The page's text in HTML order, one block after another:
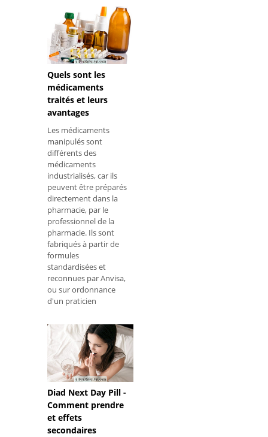
postopératoire,
d'ulcères cornéens
marginaux, de kératite
photoélectrique et
d'épisclérite. En outre,
il peut
Quels sont les
médicaments
traités et leurs
avantages
Les médicaments
manipulés sont
différents des
médicaments
industrialisés, car ils
peuvent être préparés
directement dans la
pharmacie, par le
professionnel de la
pharmacie. Ils sont
fabriqués à partir de
formules
standardisées et
reconnues par Anvisa,
ou sur ordonnance
d'un praticien
médecin, qui est en
mesure d'établir en
détail leur
composition, leur
posologie et leur
mode d'utilisation. Ce
type de rem
Diad Next Day Pill -
Comment prendre
et effets
secondaires